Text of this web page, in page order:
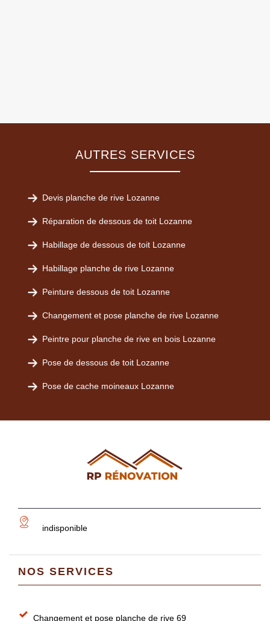
AUTRES SERVICES
Devis planche de rive Lozanne
Réparation de dessous de toit Lozanne
Habillage de dessous de toit Lozanne
Habillage planche de rive Lozanne
Peinture dessous de toit Lozanne
Changement et pose planche de rive Lozanne
Peintre pour planche de rive en bois Lozanne
Pose de dessous de toit Lozanne
Pose de cache moineaux Lozanne
indisponible
NOS SERVICES
Changement et pose planche de rive 69